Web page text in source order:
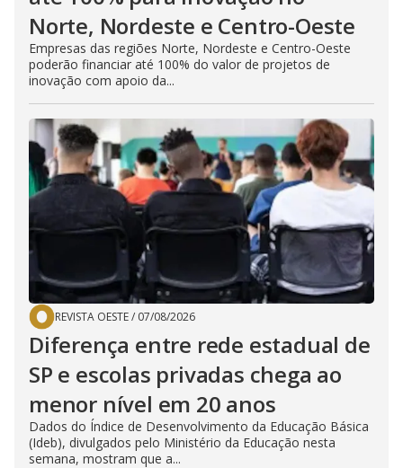
Norte, Nordeste e Centro-Oeste
Empresas das regiões Norte, Nordeste e Centro-Oeste
poderão financiar até 100% do valor de projetos de
inovação com apoio da...
REVISTA OESTE/ 07/08/2026
Diferença entre rede estadual de
SP e escolas privadas chega ao
menor nível em 20 anos
Dados do Índice de Desenvolvimento da Educação Básica
(Ideb), divulgados pelo Ministério da Educação nesta
semana, mostram que a...